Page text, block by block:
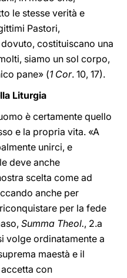
le stesse verità e
Pastori,
costituiscano una
siamo un sol corpo,
pane» (1 Cor. 10, 17).
Liturgia
è certamente quello
e la propria vita. «A
unirci, e
deve anche
scelta come ad
anche per
per la fede
Summa Theol., 2.a
volge ordinatamente a
maestà e il
con